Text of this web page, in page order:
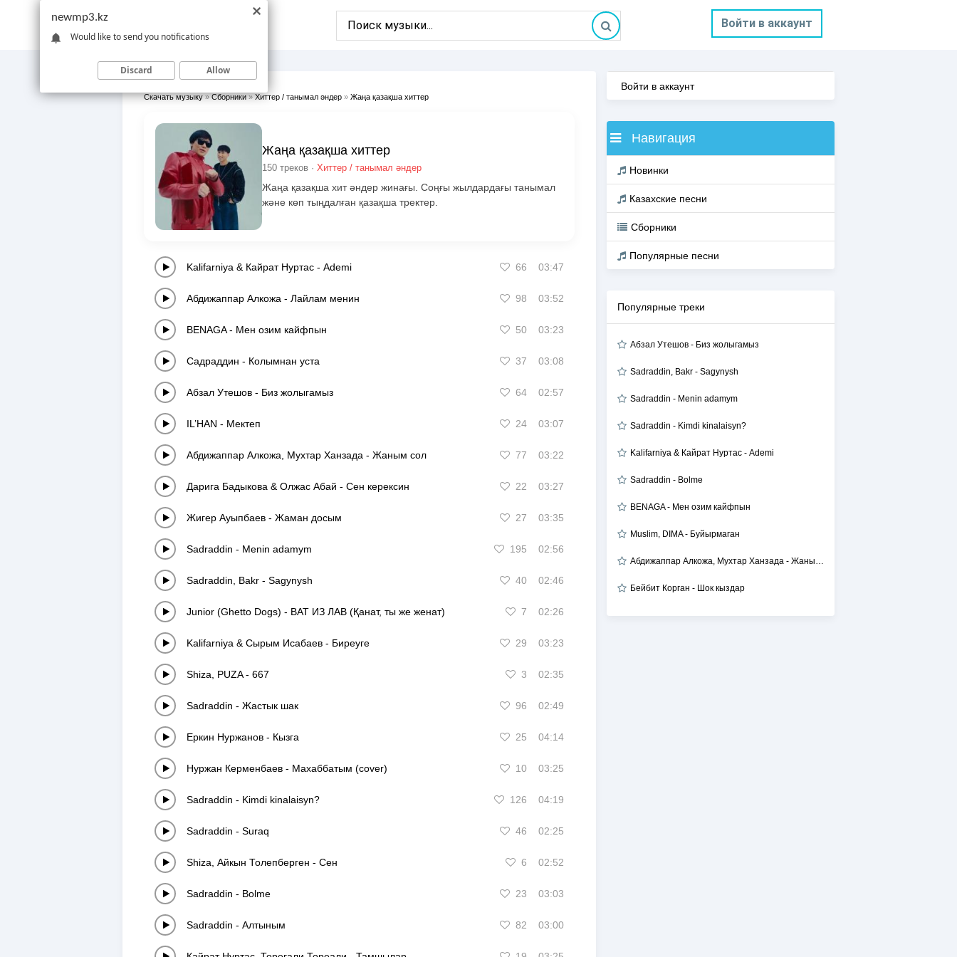
Войти в аккаунт
Скачать музыку »Сборники »Хиттер / танымал әндер » Жаңа қазақша хиттер
Жаңа қазақша хиттер
150 треков · Хиттер / танымал әндер
Жаңа қазақша хит әндер жинағы. Соңғы жылдардағы танымал
және көп тыңдалған қазақша тректер.
Kalifarniya & Кайрат Нуртас - Ademi 66 03:47
Абдижаппар Алкожа - Лайлам менин 98 03:52
BENAGA - Мен озим кайфпын 50 03:23
Садраддин - Колымнан уста 37 03:08
Абзал Утешов - Биз жолыгамыз 64 02:57
IL’HAN - Мектеп 24 03:07
Абдижаппар Алкожа, Мухтар Ханзада - Жаным сол 77 03:22
Дарига Бадыкова & Олжас Абай - Сен керексин 22 03:27
Жигер Ауыпбаев - Жаман досым 27 03:35
Sadraddin - Menin adamym 195 02:56
Sadraddin, Bakr - Sagynysh 40 02:46
Junior (Ghetto Dogs) - ВАТ ИЗ ЛАВ (Қанат, ты же женат) 7 02:26
Kalifarniya & Сырым Исабаев - Биреуге 29 03:23
Shiza, PUZA - 667 3 02:35
Sadraddin - Жастык шак 96 02:49
Еркин Нуржанов - Кызга 25 04:14
Нуржан Керменбаев - Махаббатым (cover) 10 03:25
Sadraddin - Kimdi kinalaisyn? 126 04:19
Sadraddin - Suraq 46 02:25
Shiza, Айкын Толепберген - Сен 6 02:52
Sadraddin - Bolme 23 03:03
Sadraddin - Алтыным 82 03:00
Войти в аккаунт
Навигация
Новинки
Казахские песни
Сборники
Популярные песни
Популярные треки
Абзал Утешов - Биз жолыгамыз
Sadraddin, Bakr - Sagynysh
Sadraddin - Menin adamym
Sadraddin - Kimdi kinalaisyn?
Kalifarniya & Кайрат Нуртас - Ademi
Sadraddin - Bolme
BENAGA - Мен озим кайфпын
Muslim, DIMA - Буйырмаган
Абдижаппар Алкожа, Мухтар Ханзада - Жаным сол
Бейбит Корган - Шок кыздар
newmp3.kz
Would like to send you notifications
Discard Allow